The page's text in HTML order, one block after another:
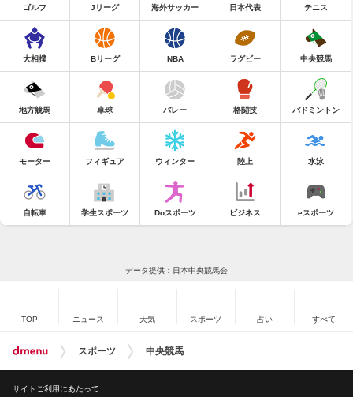
ゴルフ Jリーグ 海外サッカー 日本代表 テニス
大相撲 Bリーグ NBA ラグビー 中央競馬
地方競馬 卓球 バレー 格闘技 バドミントン
モーター フィギュア ウィンター 陸上 水泳
自転車 学生スポーツ Doスポーツ ビジネス eスポーツ
データ提供：日本中央競馬会
TOP ニュース 天気 スポーツ 占い すべて
スポーツ 中央競馬
サイトご利用にあたって